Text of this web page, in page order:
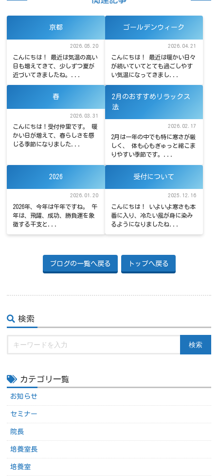
京都
2026.05.20
こんにちは！ 最近は気温の高い
日も増えてきて、少しずつ夏が
近づいてきましたね。...
ゴールデンウィーク
2026.04.21
こんにちは！ 最近は暖かい日々
が続いていてとても過ごしやす
い気温になってきまし...
春
2026.03.31
こんにちは！受付仲里です。 暖
かい日が増えて、春らしさを感
じる季節になりました...
2月のおすすめリラックス
法
2026.02.17
2月は一年の中でも特に寒さが厳
しく、 体も心もぎゅっと縮こま
りやすい季節です。...
2026
2026.01.20
2026年、今年は午年ですね。 午
年は、飛躍、成功、勝負運を象
徴する干支と...
受付について
2025.12.16
こんにちは！ いよいよ寒さも本
番に入り、冷たい風が身に染み
るようになりましたね...
ブログの一覧へ戻る トップへ戻る
検索
検索
カテゴリ一覧
お知らせ
セミナー
院長
培養室長
培養室